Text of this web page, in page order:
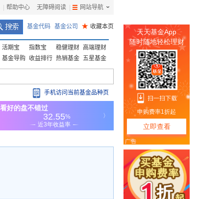
帮助中心 无障碍阅读 网站导航
基金代码 基金公司 ★ 收藏本页
活期宝 指数宝 稳健理财 高端理财
基金导购 收益排行 热销基金 五星基金
手机访问当前基金品种页